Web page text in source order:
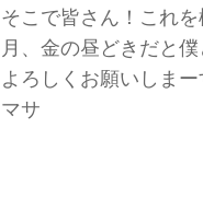
そこで皆さん！これ
月、金の昼どきだと
よろしくお願いしま
マサ